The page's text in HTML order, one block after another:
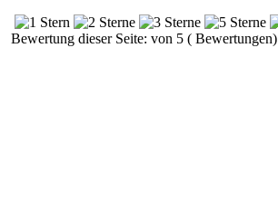
Bewertung dieser Seite: von 5 ( Bewertungen)